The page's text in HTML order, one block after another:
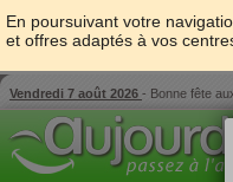
En poursuivant votre
et offres adaptés à vos
Vendredi 7 août 2026 - Bonne fête